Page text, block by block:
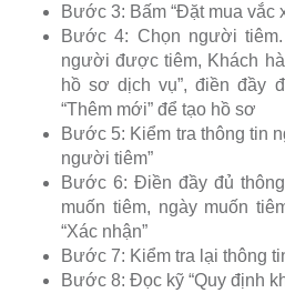
Bước 3: Bấm “Đặt mua vắc
Bước 4: Chọn người
người được tiêm, Khách
hồ sơ dịch vụ”, điền đầy
“Thêm mới” để tạo hồ sơ
Bước 5: Kiểm tra thông tin
người tiêm”
Bước 6: Điền đầy đủ
muốn tiêm, ngày muốn
“Xác nhận”
Bước 7: Kiểm tra lại thông
Bước 8: Đọc kỹ “Quy định